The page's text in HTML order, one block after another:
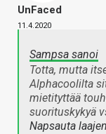
UnFaced
11.4.2020
Sampsa sanoi
Totta, mutta
Alphacoolilta
mietityttää
suorituskykyä
Napsauta